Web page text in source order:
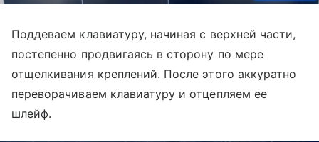
Поддеваем клавиатуру, начиная с верхней части,
постепенно продвигаясь в сторону по мере
отщелкивания креплений. После этого аккуратно
переворачиваем клавиатуру и отцепляем ее
шлейф.